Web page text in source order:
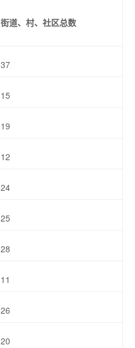
街道、村、社区总数
37
15
19
12
24
25
28
11
26
20